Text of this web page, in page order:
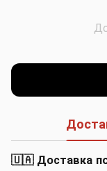
🇺🇦 Доставка по